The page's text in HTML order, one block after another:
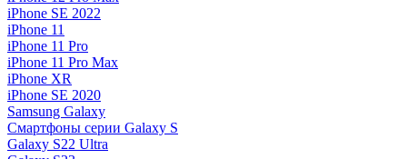
iPhone SE 2022
iPhone 11
iPhone 11 Pro
iPhone 11 Pro Max
iPhone XR
iPhone SE 2020
Samsung Galaxy
Смартфоны серии Galaxy S
Galaxy S22 Ultra